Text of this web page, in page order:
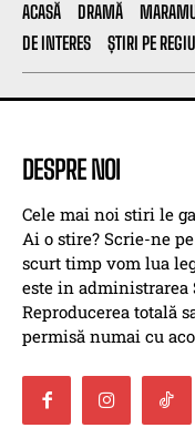
ACASĂ DRAMĂ
DE INTERES
ȘTIRI PE
DESPRE NOI
Cele mai noi stiri le
Ai o stire? Scrie-ne
scurt timp vom lua
este in administrarea
Reproducerea totală
permisă numai cu